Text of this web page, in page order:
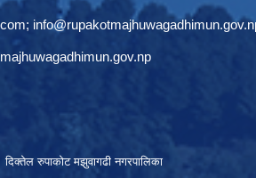
;
रुपाकोट मझुवागढी नगरपालिका